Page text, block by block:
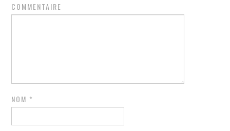
COMMENTAIRE
NOM *